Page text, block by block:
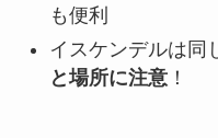
も便利
イスケンデルは同
と場所に注意！